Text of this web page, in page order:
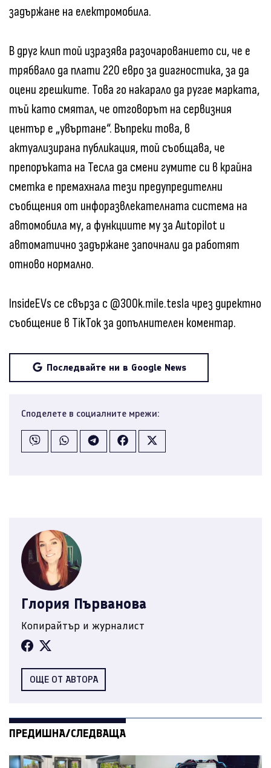
задържане на електромобила.
В друг клип той изразява разочарованието си, че е
трябвало да плати 220 евро за диагностика, за да
оцени грешките. Това го накарало да ругае марката,
тъй като смятал, че отговорът на сервизния
център е „увъртане“. Въпреки това, в
актуализирана публикация, той съобщава, че
препоръката на Тесла да смени гумите си в крайна
сметка е премахнала тези предупредителни
съобщения от инфоразвлекателната система на
автомобила му, а функциите му за Autopilot и
автоматично задържане започнали да работят
отново нормално.
InsideEVs се свърза с @300k.mile.tesla чрез директно
съобщение в TikTok за допълнителен коментар.
Последвайте ни в Google News
Споделете в социалните мрежи:
Глория Първанова
Копирайтър и журналист
ОЩЕ ОТ АВТОРА
ПРЕДИШНА/СЛЕДВАЩА